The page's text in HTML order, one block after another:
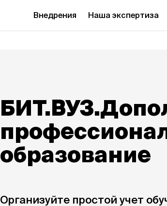
Внедрения Наша экспертиза
образование
Организуйте простой учет